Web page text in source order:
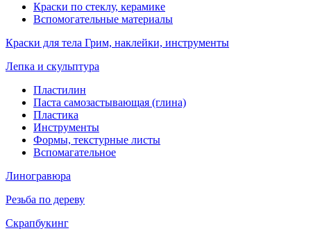
Краски по стеклу, керамике
Вспомогательные материалы
Краски для тела Грим, наклейки, инструменты
Лепка и скульптура
Пластилин
Паста самозастывающая (глина)
Пластика
Инструменты
Формы, текстурные листы
Вспомагательное
Линогравюра
Резьба по дереву
Скрапбукинг